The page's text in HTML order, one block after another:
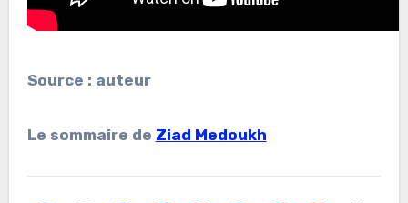
Source : auteur
Le sommaire de Ziad Medoukh